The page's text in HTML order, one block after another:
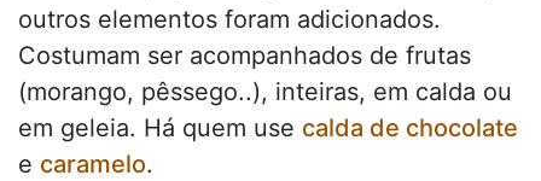
outros elementos foram adicionados.
Costumam ser acompanhados de frutas
(morango, pêssego..), inteiras, em calda ou
em geleia. Há quem use calda de chocolate
e caramelo.